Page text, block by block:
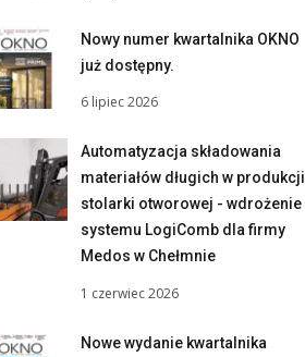
Nowy numer kwartalnika OKNO
już dostępny.
6 lipiec 2026
Automatyzacja składowania
materiałów długich w produkcji
stolarki otworowej - wdrożenie
systemu LogiComb dla firmy
Medos w Chełmnie
1 czerwiec 2026
Nowe wydanie kwartalnika